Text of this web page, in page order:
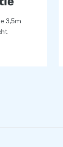
3,5m